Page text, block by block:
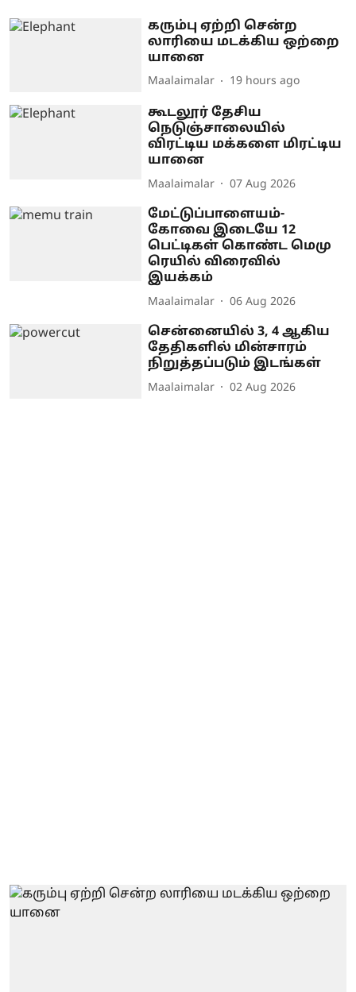
கரும்பு ஏற்றி சென்ற
லாரியை மடக்கிய ஒற்றை
யானை
Maalaimalar 19 hours ago
கூடலூர் தேசிய
நெடுஞ்சாலையில்
விரட்டிய மக்களை மிரட்டிய
யானை
Maalaimalar 07 Aug 2026
மேட்டுப்பாளையம்-
கோவை இடையே 12
பெட்டிகள் கொண்ட மெமு
ரெயில் விரைவில்
இயக்கம்
Maalaimalar 06 Aug 2026
சென்னையில் 3, 4 ஆகிய
தேதிகளில் மின்சாரம்
நிறுத்தப்படும் இடங்கள்
Maalaimalar 02 Aug 2026